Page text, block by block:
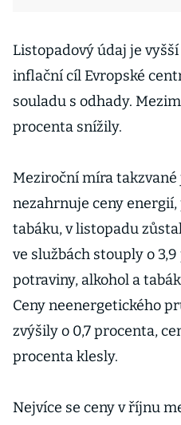
Listopadový údaj je
inflační cíl Evropské
souladu s odhady.
procenta snížily.
Meziroční míra
nezahrnuje ceny
tabáku, v listopadu
ve službách stouply o
potraviny, alkohol a
Ceny neenergetického
zvýšily o 0,7 procenta,
procenta klesly.
Nejvíce se ceny v říjnu